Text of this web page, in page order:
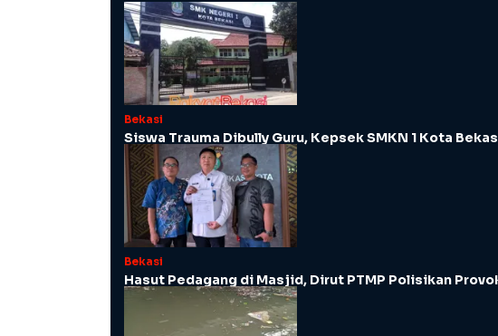
Bekasi
Siswa Trauma Dibully Guru, Kepsek SMKN 1 Kota
Bekasi
Hasut Pedagang di Masjid, Dirut PTMP Polisikan